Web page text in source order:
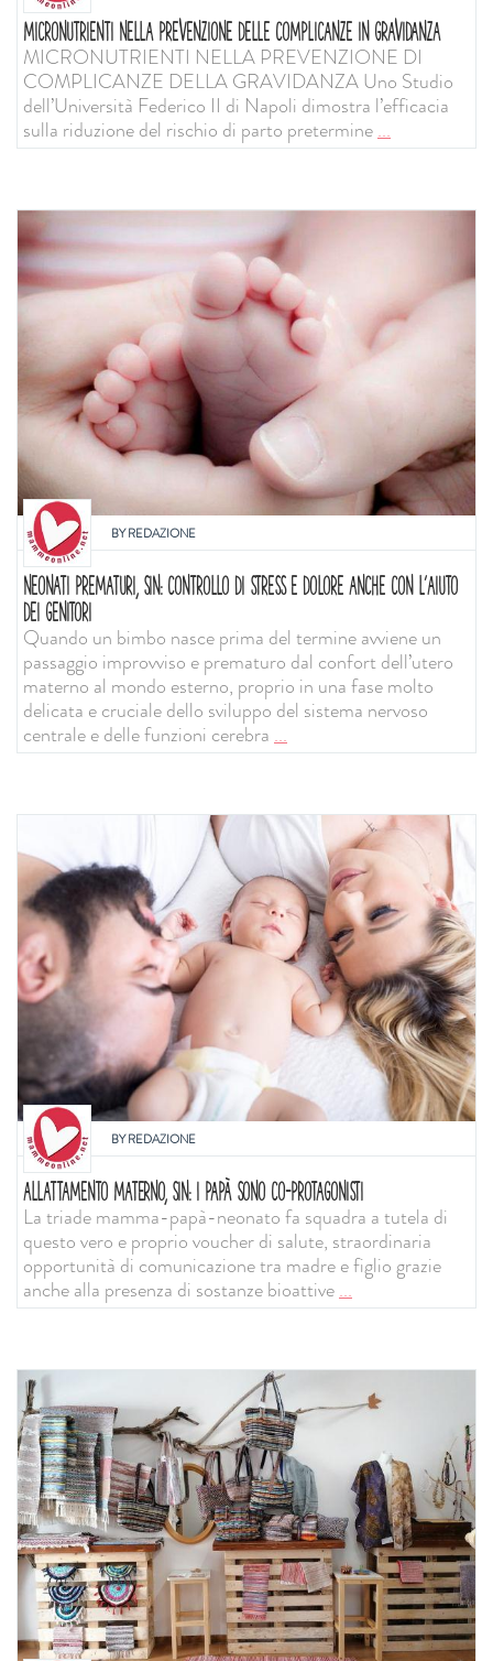
MICRONUTRIENTI NELLA PREVENZIONE DELLE COMPLICANZE IN GRAVIDANZA
MICRONUTRIENTI NELLA PREVENZIONE DI
COMPLICANZE DELLA GRAVIDANZA Uno Studio
dell’Università Federico II di Napoli dimostra l’efficacia
sulla riduzione del rischio di parto pretermine...
BYREDAZIONE
NEONATI PREMATURI, SIN: CONTROLLO DI STRESS E DOLORE ANCHE CON L'AIUTO
DEI GENITORI
Quando un bimbo nasce prima del termine avviene un
passaggio improvviso e prematuro dal confort dell’utero
materno al mondo esterno, proprio in una fase molto
delicata e cruciale dello sviluppo del sistema nervoso
centrale e delle funzioni cerebra...
BYREDAZIONE
ALLATTAMENTO MATERNO, SIN: I PAPÀ SONO CO-PROTAGONISTI
La triade mamma-papà-neonato fa squadra a tutela di
questo vero e proprio voucher di salute, straordinaria
opportunità di comunicazione tra madre e figlio grazie
anche alla presenza di sostanze bioattive...